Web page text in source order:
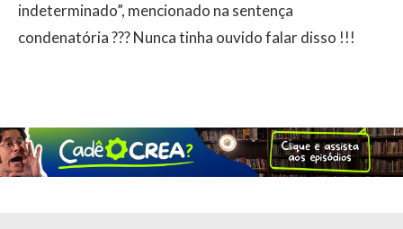
indeterminado”, mencionado na sentença
condenatória ??? Nunca tinha ouvido falar disso !!!